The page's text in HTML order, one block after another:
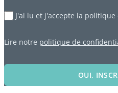
J'ai lu et j'accepte la
Lire notre politique de
OUI,